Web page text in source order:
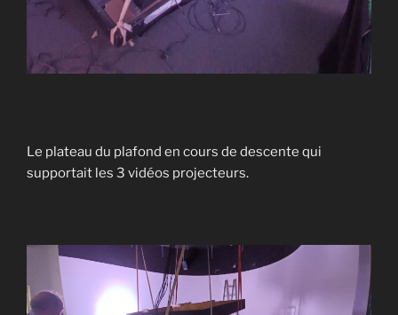
Le plateau du plafond en cours de descente qui
supportait les 3 vidéos projecteurs.